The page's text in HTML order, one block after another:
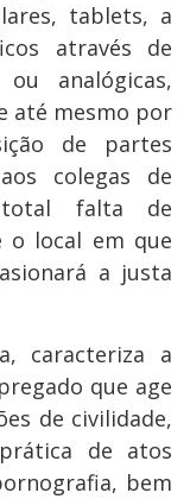
tablets, a
através de
analógicas,
até mesmo por
de partes
colegas de
falta de
o local em que
a justa
caracteriza a
que age
de civilidade,
de atos
bem